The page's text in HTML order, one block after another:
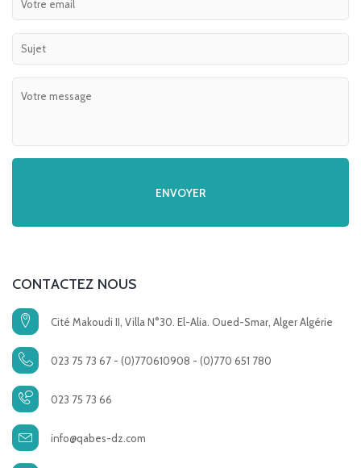
CONTACTEZ NOUS
Cité Makoudi II, Villa N°30. El-Alia. Oued-Smar, Alger Algérie
023 75 73 67 - (0)770610908 - (0)770 651 780
023 75 73 66
info@qabes-dz.com